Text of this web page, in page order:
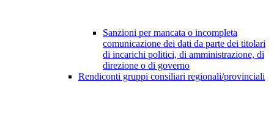
Sanzioni per mancata o incompleta
comunicazione dei dati da parte dei titolari
di incarichi politici, di amministrazione, di
direzione o di governo
Rendiconti gruppi consiliari regionali/provinciali